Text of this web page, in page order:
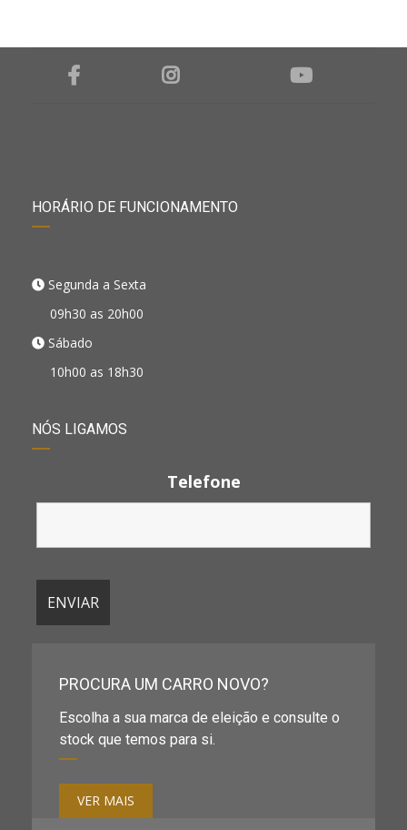
HORÁRIO DE FUNCIONAMENTO
Segunda a Sexta
09h30 as 20h00
Sábado
10h00 as 18h30
NÓS LIGAMOS
Telefone
PROCURA UM CARRO NOVO?
Escolha a sua marca de eleição e consulte o
stock que temos para si.
VER MAIS